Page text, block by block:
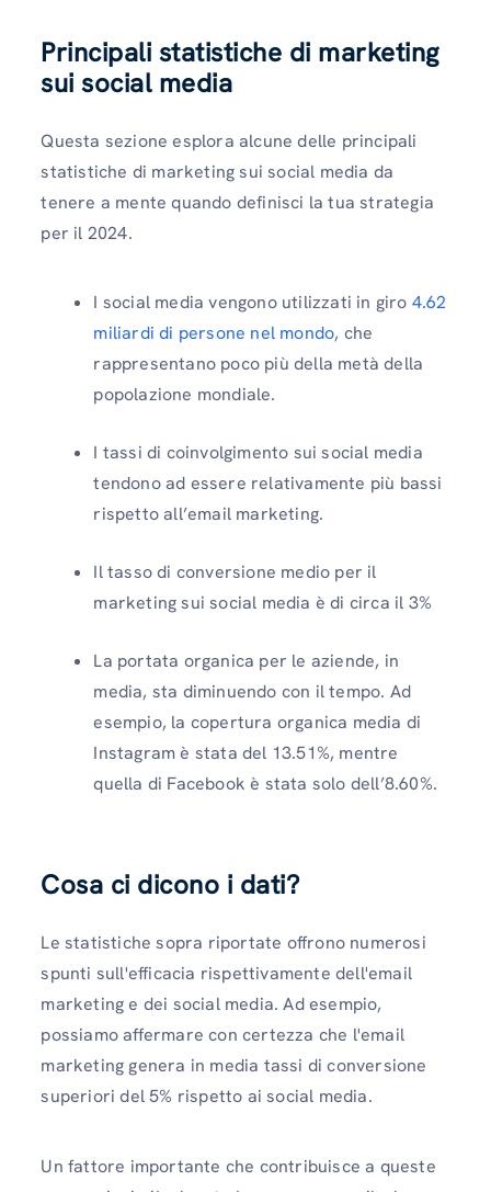
Principali statistiche di marketing
sui social media
Questa sezione esplora alcune delle principali
statistiche di marketing sui social media da
tenere a mente quando definisci la tua strategia
per il 2024.
I social media vengono utilizzati in giro 4.62
miliardi di persone nel mondo, che
rappresentano poco più della metà della
popolazione mondiale.
I tassi di coinvolgimento sui social media
tendono ad essere relativamente più bassi
rispetto all’email marketing.
Il tasso di conversione medio per il
marketing sui social media è di circa il 3%
La portata organica per le aziende, in
media, sta diminuendo con il tempo. Ad
esempio, la copertura organica media di
Instagram è stata del 13.51%, mentre
quella di Facebook è stata solo dell’8.60%.
Cosa ci dicono i dati?
Le statistiche sopra riportate offrono numerosi
spunti sull'efficacia rispettivamente dell'email
marketing e dei social media. Ad esempio,
possiamo affermare con certezza che l'email
marketing genera in media tassi di conversione
superiori del 5% rispetto ai social media.
Un fattore importante che contribuisce a queste